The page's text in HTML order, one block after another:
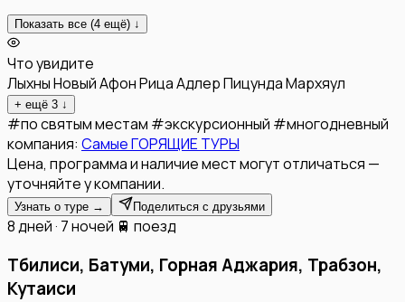
Показать все (4 ещё) ↓
Что увидите
ЛыхныНовый АфонРицаАдлерПицундаМархяул
+ ещё 3 ↓
#по святым местам #экскурсионный #многодневный
компания: Самые ГОРЯЩИЕ ТУРЫ
Цена, программа и наличие мест могут отличаться —
уточняйте у компании.
Узнать о туре → Поделиться с друзьями
8 дней · 7 ночей 🚆 поезд
Тбилиси, Батуми, Горная Аджария, Трабзон,
Кутаиси